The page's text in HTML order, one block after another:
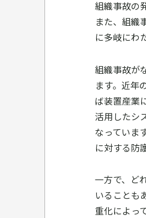
組織事故の
また、組織
に多岐にわ
組織事故が
ます。近年
ば装置産業
活用したシ
なっていま
に対する防
一方で、ど
いることも
重化によっ